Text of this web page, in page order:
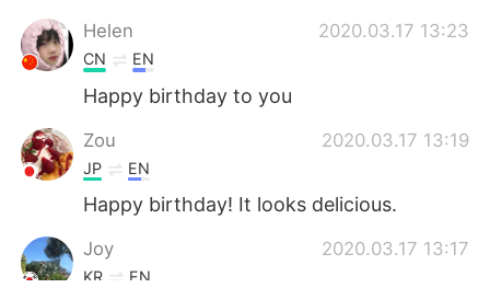
Helen 2020.03.17 13:23
CN EN
Happy birthday to you
Zou 2020.03.17 13:19
JP EN
Happy birthday! It looks delicious.
Joy 2020.03.17 13:17
KR EN